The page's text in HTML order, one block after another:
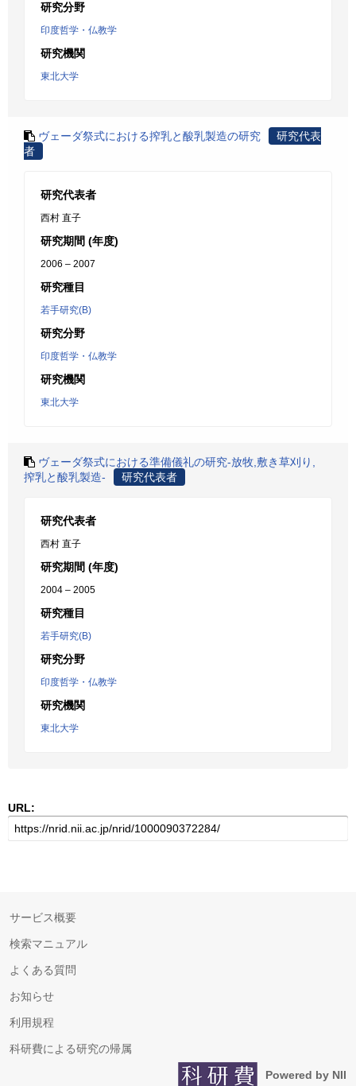
研究分野
印度哲学・仏教学
研究機関
東北大学
ヴェーダ祭式における搾乳と酸乳製造の研究
研究代表
者
研究代表者
西村 直子
研究期間 (年度)
2006 – 2007
研究種目
若手研究(B)
研究分野
印度哲学・仏教学
研究機関
東北大学
ヴェーダ祭式における準備儀礼の研究-放牧,敷き草刈り,
搾乳と酸乳製造-
研究代表者
研究代表者
西村 直子
研究期間 (年度)
2004 – 2005
研究種目
若手研究(B)
研究分野
印度哲学・仏教学
研究機関
東北大学
URL:
サービス概要
検索マニュアル
よくある質問
お知らせ
利用規程
科研費による研究の帰属
Powered by NII